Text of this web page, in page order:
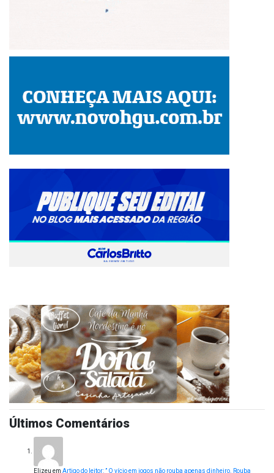
Últimos Comentários
Elizeu em Artigo do leitor: ” O vício em jogos não rouba apenas dinheiro. Rouba